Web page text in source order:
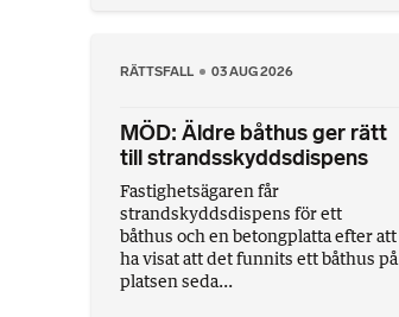
RÄTTSFALL 03 AUG 2026
MÖD: Äldre båthus ger rätt
till strandsskyddsdispens
Fastighetsägaren får
strandskyddsdispens för ett
båthus och en betongplatta efter att
ha visat att det funnits ett båthus på
platsen seda...